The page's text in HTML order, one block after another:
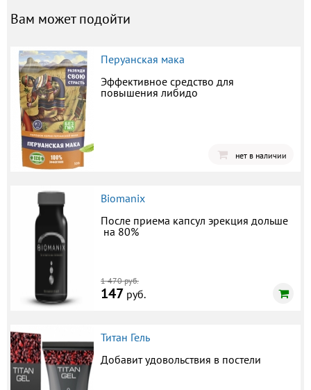
Вам может подойти
Перуанская мака
Эффективное средство для
повышения либидо
нет в наличии
Biomanix
После приема капсул эрекция дольше
на 80%
1 470 руб.
147 руб.
Титан Гель
Добавит удовольствия в постели